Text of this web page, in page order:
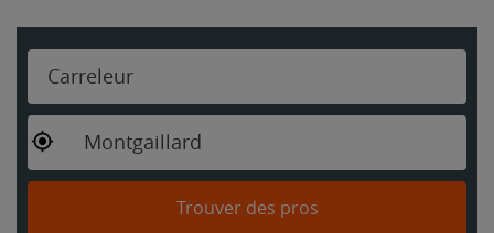
Carreleur
Montgaillard
Trouver des pros